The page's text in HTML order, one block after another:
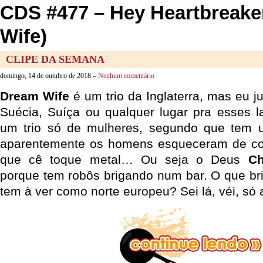
CDS #477 – Hey
Wife)
CLIPE DA SEMANA
domingo, 14 de outubro de 2018 – Nenhum comentário
Dream Wife é um trio da Inglaterra, mas eu
Suécia, Suíça ou qualquer lugar pra esses
um trio só de mulheres, segundo que tem
aparentemente os homens esqueceram de
que cê toque metal… Ou seja o Deus
porque tem robôs brigando num bar. O que
tem à ver como norte europeu? Sei lá, véi, só